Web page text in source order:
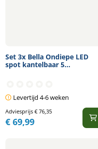
Set 3x Bella Ondiepe LED
spot kantelbaar 5...
Levertijd 4-6 weken
Adviesprijs €76,35
€69,99